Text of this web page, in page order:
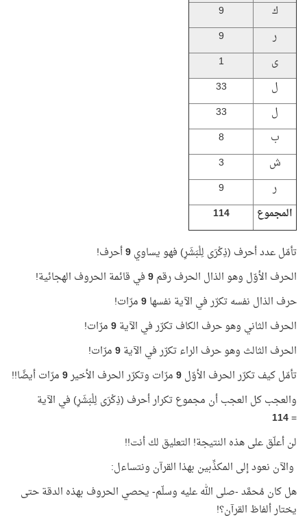
ك
9
ر
9
ى
1
ل
33
ل
33
ب
8
ش
3
ر
9
المجموع
114
تأمّل عدد أحرف (ذِكْرَى لِلْبَشَرِ) فهو يساوي9أحرف!
الحرف الأوّل وهو الذال الحرف رقم
في قائمة الحروف الهجائية!
حرف الذال نفسه تكرّر في الآية نفسها9مرّات!
الحرف الثاني وهو حرف الكاف تكرّر في الآية9مرّات!
الحرف الثالث وهو حرف الراء تكرّر في الآية9مرّات!
تأمّل كيف تكرّر الحرف الأوّل9مرّات وتكرّر الحرف الأخير9مرّات أيضًا!!
والعجب كل العجب أن مجموع تكرار أحرف (ذِكْرَى لِلْبَشَرِ) في الآية
=
114
لن أعلّق على هذه النتيجة! التعليق لك أنت!!
والآن نعود إلى المكذِّبين بهذا القرآن ونتساءل:
هل كان مُحمَّد -صلى الله عليه وسلّم- يحصي الحروف بهذه الدقة حتى
يختار ألفاظ القرآن؟!